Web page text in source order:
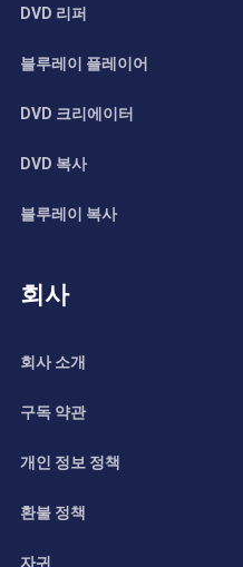
DVD 리퍼
블루레이 플레이어
DVD 크리에이터
DVD 복사
블루레이 복사
회사
회사 소개
구독 약관
개인 정보 정책
환불 정책
자귀